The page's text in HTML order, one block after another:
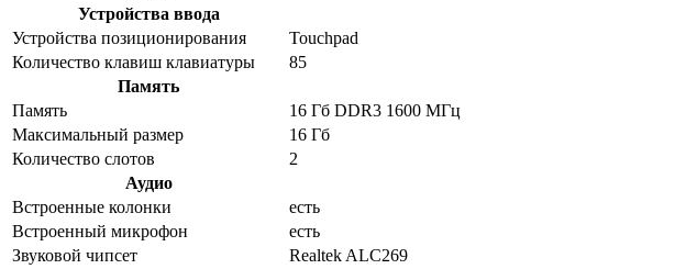
Устройства ввода
Устройства позиционирования
Touchpad
Количество клавиш клавиатуры
85
Память
Память
16 Гб DDR3 1600 МГц
Максимальный размер
16 Гб
Количество слотов
2
Аудио
Встроенные колонки
есть
Встроенный микрофон
есть
Звуковой чипсет
Realtek ALC269